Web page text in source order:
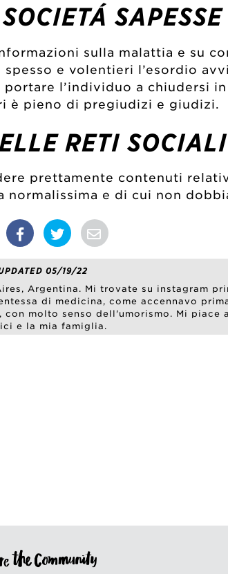
sulla malattia e su
e volentieri l’esordio
l’individuo a chiudersi
è pieno di pregiudizi e giudizi.
RETI
prettamente contenuti
e di cui non
05/19/22
Argentina. Mi trovate su instagram
di medicina, come accennavo
molto senso dell'umorismo. Mi piace
e la mia famiglia.